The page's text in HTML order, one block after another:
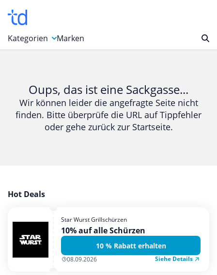
Kategorien
Bücher & Magazine
Computer & Elektronik
Entertainment & Media
Garten, Haushalt & Tiere
Mobilfunk & Internet
Mode & Accessoires
Shopping
Marken
Oups, das ist eine Sackgasse...
Wir können leider die angefragte Seite nicht
finden. Bitte überprüfe die URL auf Tippfehler
oder gehe zurück zur Startseite.
Hot Deals
Star Wurst Grillschürzen
10% auf alle Schürzen
10 % Rabatt erhalten
08.09.2026 Siehe Details